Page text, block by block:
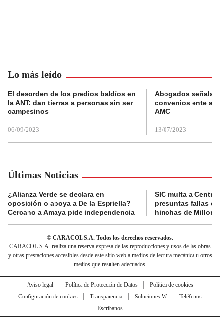
Lo más leído
El desorden de los predios baldíos en
la ANT: dan tierras a personas sin ser
campesinos
06/09/2023
Abogados
convenios ente
AMC
13/07/2023
Últimas Noticias
¿Alianza Verde se declara en
oposición o apoya a De la Espriella?
Cercano a Amaya pide independencia
SIC multa a
presuntas fallas
hinchas de
© CARACOL S.A. Todos los derechos reservados.
CARACOL S.A. realiza una reserva expresa de las reproducciones y usos de las obras
y otras prestaciones accesibles desde este sitio web a medios de lectura mecánica u otros
medios que resulten adecuados.
Aviso legal Política de Protección de Datos
Política de cookies
Configuración de cookies
Transparencia Soluciones W
Teléfonos
Escríbanos